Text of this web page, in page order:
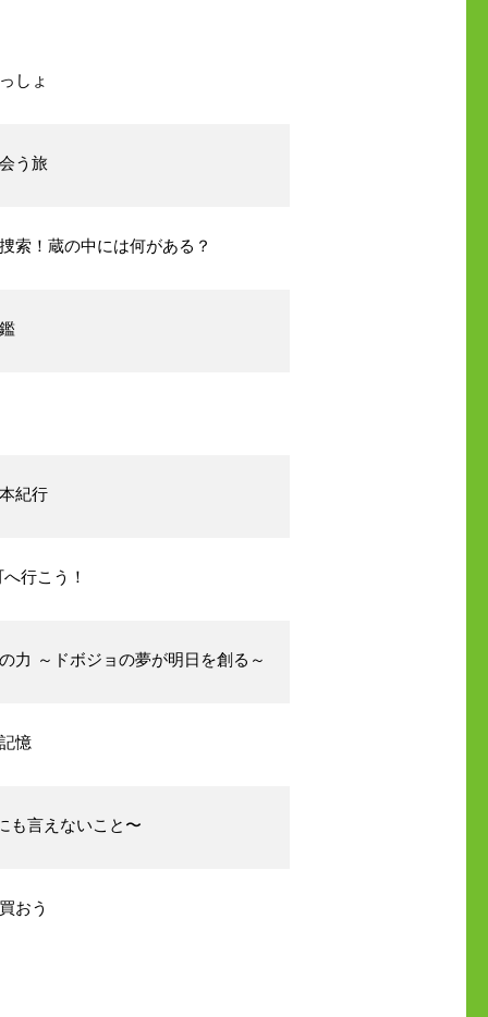
しょ
う旅
索！蔵の中には何がある？
紀行
行こう！
力 ～ドボジョの夢が明日を創る～
憶
も言えないこと〜
おう